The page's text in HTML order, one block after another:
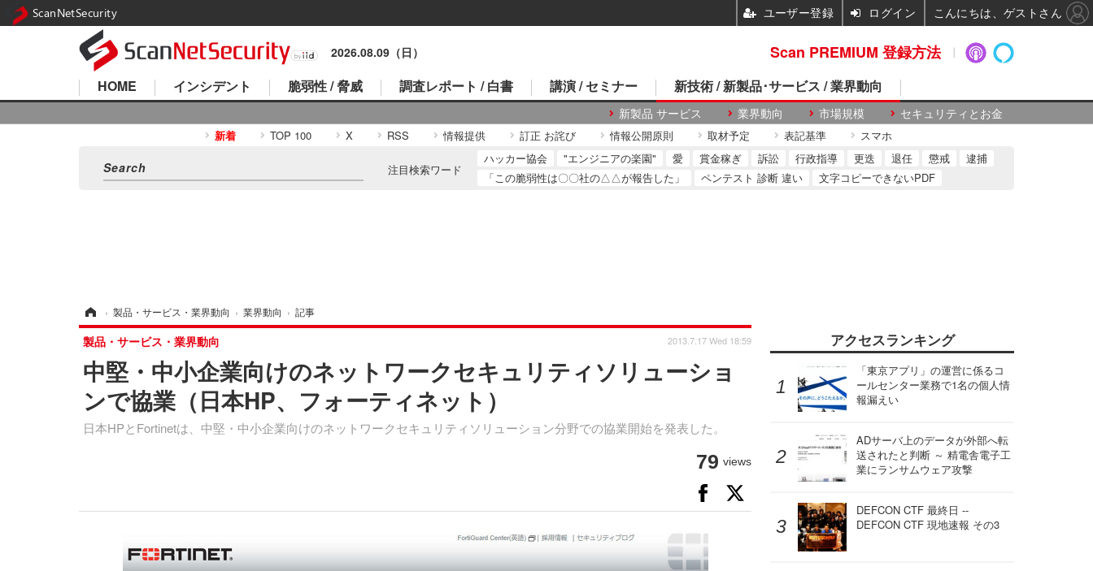
2026.08.09（日）
HOME インシデント 脆弱性 / 脅威 調査レポート / 白書 講演 / セミナー 新技術 / 新製品･サービス / 業界動向
新製品 サービス 業界動向 市場規模 セキュリティとお金
新着 TOP 100 X RSS 情報提供 訂正 お詫び 情報公開原則 取材予定 表記基準 スマホ
注目検索ワード
ハッカー協会 "エンジニアの楽園" 愛 賞金稼ぎ 訴訟 行政指導 更迭 退任 懲戒
逮捕
「この脆弱性は〇〇社の△△が報告した」
ペンテスト 診断 違い 文字コピーできないPDF
› 製品・サービス・業界動向 › 業界動向 › 記事
中堅・中小企業向けのネットワークセキュリティソリューショ
ンで協業（日本HP、フォーティネット）
日本HPとFortinetは、中堅・中小企業向けのネットワークセキュリティソリューション分野での協業開始を発表した。
製品・サービス・業界動向 2013.7.17 Wed 18:59
79 views
アクセスランキング
「東京アプリ」の運営に係るコ
ールセンター業務で1名の個人情
報漏えい
ADサーバ上のデータが外部へ転
送されたと判断 ～ 精電舎電子工
業にランサムウェア攻撃
DEFCON CTF 最終日 --
DEFCON CTF 現地速報 その3
Scan PREMIUM 登録方法
ScanNetSecurity ユーザー登録 ログイン こんにちは、ゲストさん